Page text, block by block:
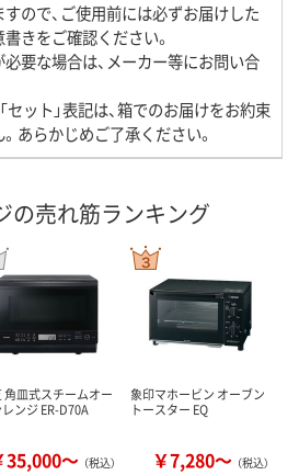
ので、ご使用前には必ずお届けした
きをご確認ください。
要な場合は、メーカー等にお問い合
セット」表記は、箱でのお届けをお約束
あらかじめご了承ください。
の売れ筋ランキング
角皿式スチームオー
ンジ ER-D70A
35,000～ （税込）
象印マホービン オーブン
トースター EQ
￥7,280～ （税込）